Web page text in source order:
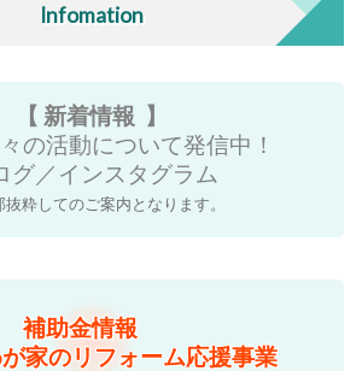
Infomation
【 新着情報 】
の活動について発信中！
グ／インスタグラム
粋してのご案内となります。
補助金情報
家のリフォーム応援事業